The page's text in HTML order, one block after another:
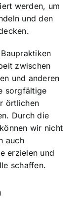
werden, um
und den
zwischen
und anderen
sorgfältige
örtlichen
Durch die
wir nicht
auch
erzielen und
schaffen.